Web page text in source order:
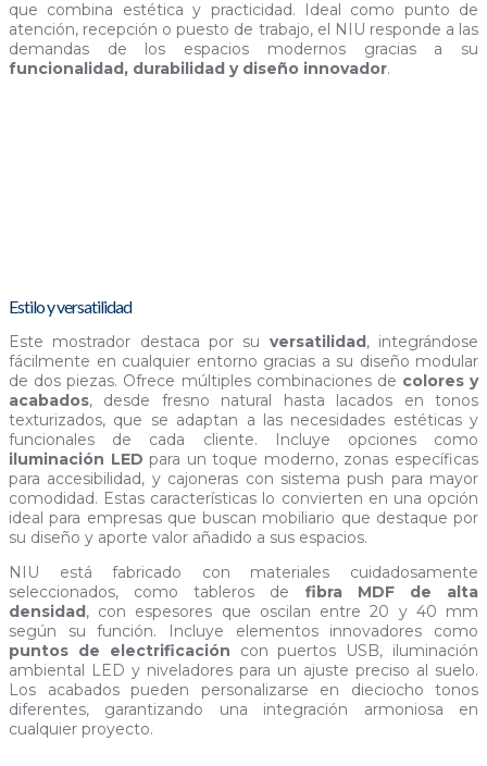
que combina estética y practicidad. Ideal como punto de
atención, recepción o puesto de trabajo, el NIU responde a las
demandas de los espacios modernos gracias a su
funcionalidad, durabilidad y diseño innovador.
Estilo y versatilidad
Este mostrador destaca por su versatilidad, integrándose
fácilmente en cualquier entorno gracias a su diseño modular
de dos piezas. Ofrece múltiples combinaciones de colores y
acabados, desde fresno natural hasta lacados en tonos
texturizados, que se adaptan a las necesidades estéticas y
funcionales de cada cliente. Incluye opciones como
iluminación LED para un toque moderno, zonas específicas
para accesibilidad, y cajoneras con sistema push para mayor
comodidad. Estas características lo convierten en una opción
ideal para empresas que buscan mobiliario que destaque por
su diseño y aporte valor añadido a sus espacios.
NIU está fabricado con materiales cuidadosamente
seleccionados, como tableros de fibra MDF de alta
densidad, con espesores que oscilan entre 20 y 40 mm
según su función. Incluye elementos innovadores como
puntos de electrificación con puertos USB, iluminación
ambiental LED y niveladores para un ajuste preciso al suelo.
Los acabados pueden personalizarse en dieciocho tonos
diferentes, garantizando una integración armoniosa en
cualquier proyecto.